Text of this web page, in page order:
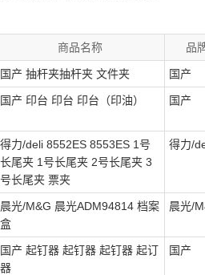
商品名称 品
国产 抽杆夹抽杆夹 文件夹 国产
国产 印台 印台 印台（印油） 国产
得力/deli 8552ES 8553ES 1号
长尾夹 1号长尾夹 2号长尾夹 3
号长尾夹 票夹
得力/
晨光/M&G 晨光ADM94814 档案
盒
晨光/
国产 起钉器 起钉器 起钉器 起订
器
国产